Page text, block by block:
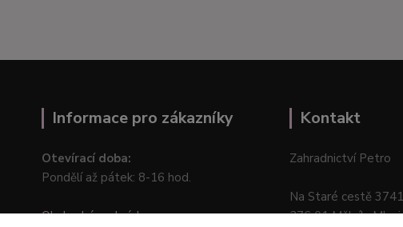
Informace pro zákazníky
Otevírací doba:
Pondělí až pátek: 8-16 hod.
Obchodní podmínky
Kontakt
Zahradnictví Petro
Na Staré cestě 3741
276 01